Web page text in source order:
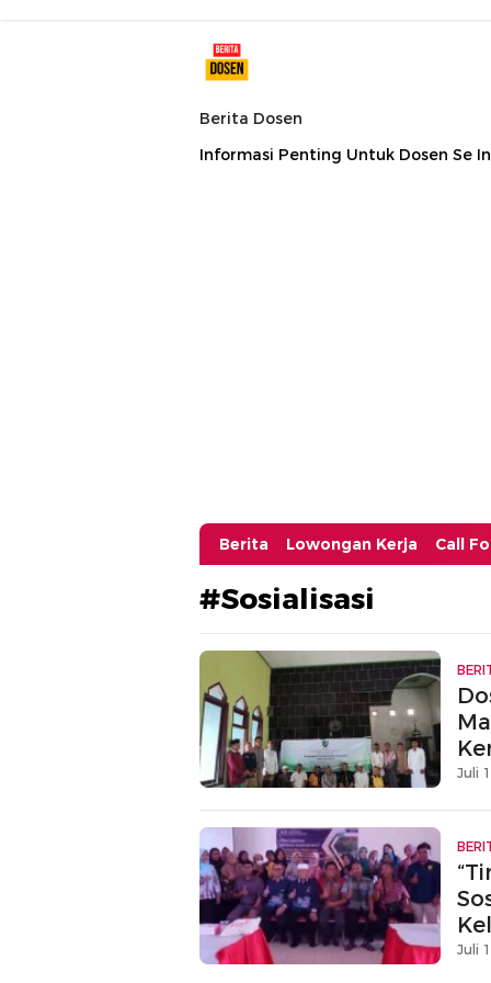
Berita Dosen
Informasi Penting Untuk Dosen Se
Berita Lowongan Kerja Call
#Sosialisasi
Juli
Juli